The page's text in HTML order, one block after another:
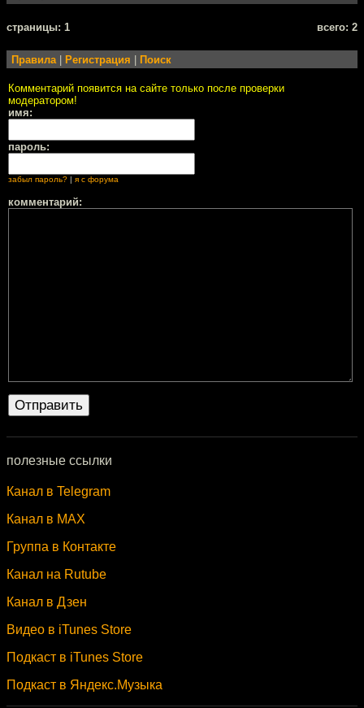
cтраницы: 1 всего: 2
Правила | Регистрация | Поиск
Комментарий появится на сайте только после проверки
модератором!
имя:
пароль:
забыл пароль? | я с форума
комментарий:
полезные ссылки
Канал в Telegram
Канал в MAX
Группа в Контакте
Канал на Rutube
Канал в Дзен
Видео в iTunes Store
Подкаст в iTunes Store
Подкаст в Яндекс.Музыка